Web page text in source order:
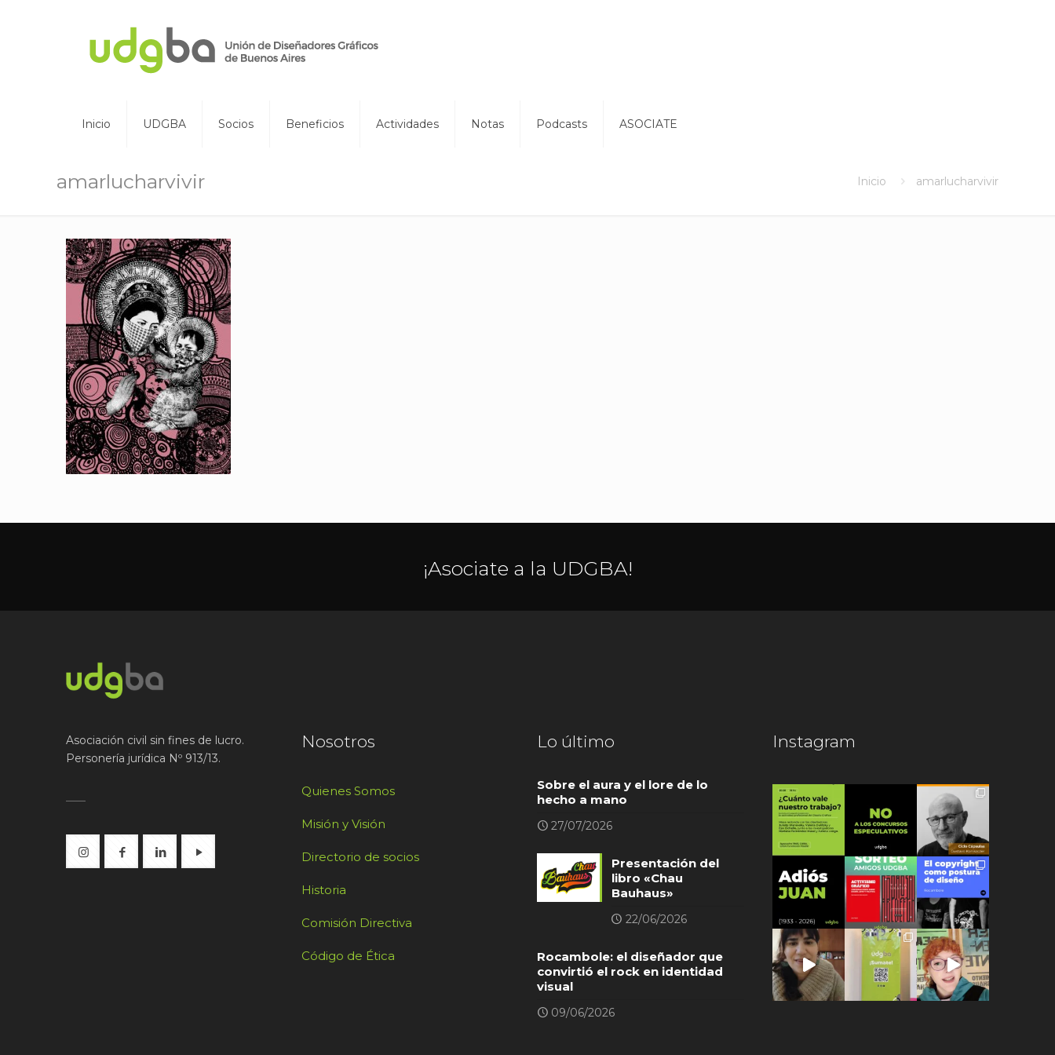
Inicio UDGBA Socios Beneficios Actividades Notas Podcasts ASOCIATE
amarlucharvivir Inicio amarlucharvivir
¡Asociate a la UDGBA!
Asociación civil sin fines de lucro.
Personería jurídica Nº 913/13.
Nosotros
Quienes Somos
Misión y Visión
Directorio de socios
Historia
Comisión Directiva
Código de Ética
Lo último
Sobre el aura y el lore de lo
hecho a mano
27/07/2026
Presentación del
libro «Chau
Bauhaus»
22/06/2026
Rocambole: el diseñador que
convirtió el rock en identidad
visual
09/06/2026
Instagram